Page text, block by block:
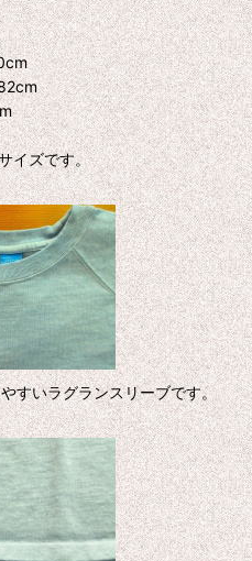
イズです。
すいラグランスリーブです。